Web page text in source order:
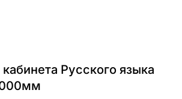
Русского языка